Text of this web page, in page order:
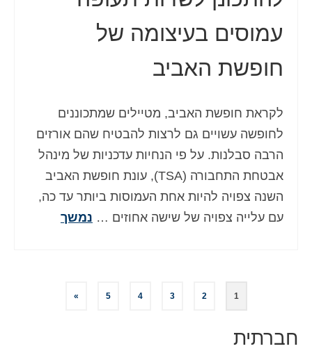
עמוסים בעיצומה של
חופשת האביב
לקראת חופשת האביב, מטיילים שמתכוננים
לחופשה עשויים גם לרצות להבטיח שהם אורזים
הרבה סבלנות. על פי הנחיות עדכניות של מינהל
אבטחת התחבורה (TSA), עונת חופשת האביב
השנה צפויה להיות אחת העמוסות ביותר עד כה,
עם עלייה צפויה של שישה אחוזים … נמשך
pagination
1
2
3
4
5
»
חברתית